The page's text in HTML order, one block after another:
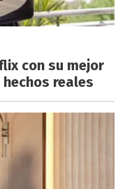
con su mejor
reales